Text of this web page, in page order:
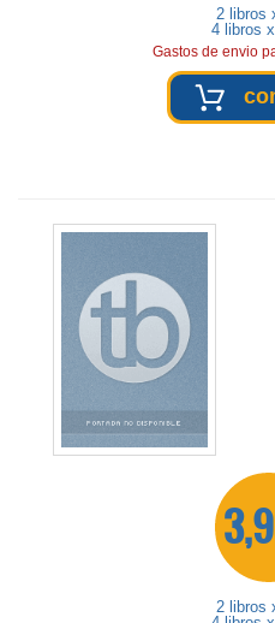
2 libros
4 libros x
Gastos de envio
2 libros